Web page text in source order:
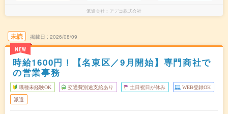
派遣会社 アデコ株式会社
未読
NEW
掲載日 2026/08/09
時給1600円！【名東区／9月開始】専門商社で
の営業事務
職種未経験OK 交通費別途支給あり 土日祝日が休み WEB登録OK
派遣